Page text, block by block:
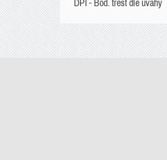
DPI - Bod. trest dle úvahy